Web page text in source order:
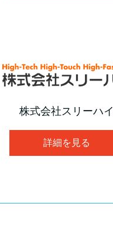
株式会社スリーハイ
詳細を見る